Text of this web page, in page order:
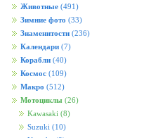
Животные (491)
Зимние фото (33)
Знаменитости (236)
Календари (7)
Корабли (40)
Космос (109)
Макро (512)
Мотоциклы (26)
Kawasaki (8)
Suzuki (10)